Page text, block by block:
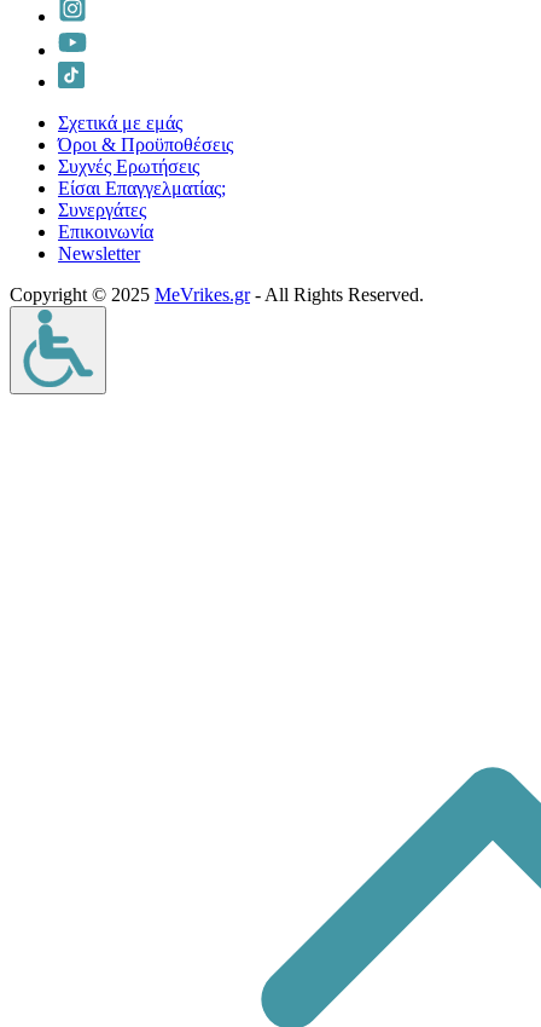
Σχετικά με εμάς
Όροι & Προϋποθέσεις
Συχνές Ερωτήσεις
Είσαι Επαγγελματίας;
Συνεργάτες
Επικοινωνία
Νewsletter
Copyright © 2025 MeVrikes.gr- All Rights Reserved.